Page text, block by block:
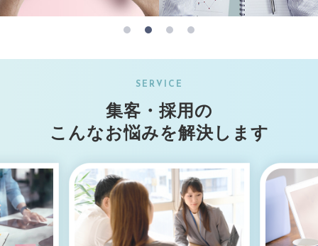
SERVICE
集客・採用の
こんなお悩みを解決します